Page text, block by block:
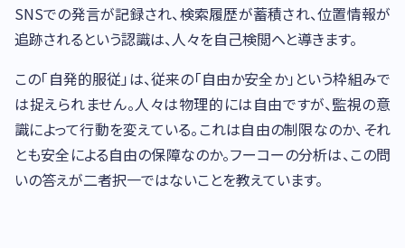
SNSでの発言が記録され、検索履歴が蓄積され、位置情報が
追跡されるという認識は、人々を自己検閲へと導きます。
この「自発的服従」は、従来の「自由か安全か」という枠組みで
は捉えられません。人々は物理的には自由ですが、監視の意
識によって行動を変えている。これは自由の制限なのか、それ
とも安全による自由の保障なのか。フーコーの分析は、この問
いの答えが二者択一ではないことを教えています。